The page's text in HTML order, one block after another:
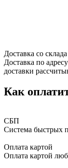
Доставка со склада
Доставка по
доставки
Как
СБП
Система быстрых
Оплата картой
Оплата картой